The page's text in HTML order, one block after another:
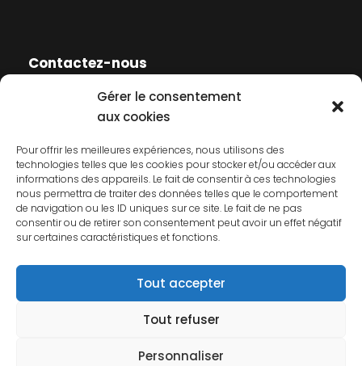
Gérer le consentement
aux cookies
Pour offrir les meilleures expériences, nous utilisons des
technologies telles que les cookies pour stocker et/ou accéder aux
informations des appareils. Le fait de consentir à ces technologies
nous permettra de traiter des données telles que le comportement
de navigation ou les ID uniques sur ce site. Le fait de ne pas
consentir ou de retirer son consentement peut avoir un effet négatif
sur certaines caractéristiques et fonctions.
Tout accepter
Tout refuser
Personnaliser
Contactez-nous
Contactez-nous
Mentions légales
Politique de cookies
Politique de confidentialité
© 2026 AFCP. Tous droits réservés.